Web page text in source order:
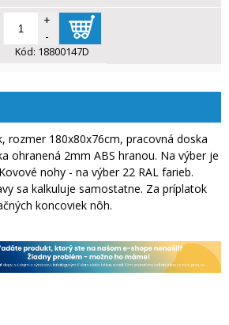
+
-
Kód: 18800147D
rozmer 180x80x76cm, pracovná doska
ohranená 2mm ABS hranou. Na výber je
nohy - na výber 22 RAL farieb.
sa kalkuluje samostatne. Za príplatok
koncoviek nôh.